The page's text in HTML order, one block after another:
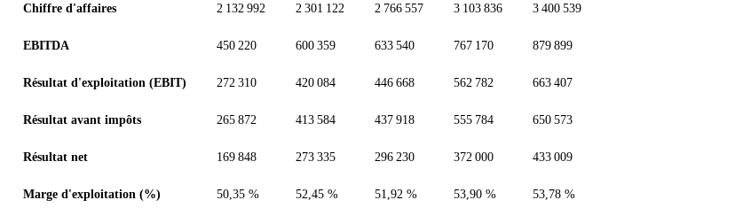
Chiffre d'affaires 2 132 992 2 301 122 2 766 557 3 103 836 3 400 539
EBITDA 450 220 600 359 633 540 767 170 879 899
Résultat d'exploitation (EBIT) 272 310 420 084 446 668 562 782 663 407
Résultat avant impôts 265 872 413 584 437 918 555 784 650 573
Résultat net 169 848 273 335 296 230 372 000 433 009
Marge d'exploitation (%) 50,35 % 52,45 % 51,92 % 53,90 % 53,78 %